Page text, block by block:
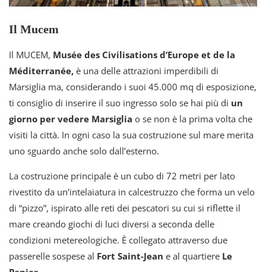
Il Mucem
Il MUCEM, Musée des Civilisations d’Europe et de la
Méditerranée, è una delle attrazioni imperdibili di
Marsiglia ma, considerando i suoi 45.000 mq di esposizione,
ti consiglio di inserire il suo ingresso solo se hai più di un
giorno per vedere Marsiglia o se non è la prima volta che
visiti la città. In ogni caso la sua costruzione sul mare merita
uno sguardo anche solo dall’esterno.
La costruzione principale è un cubo di 72 metri per lato
rivestito da un’intelaiatura in calcestruzzo che forma un velo
di “pizzo”, ispirato alle reti dei pescatori su cui si riflette il
mare creando giochi di luci diversi a seconda delle
condizioni metereologiche. È collegato attraverso due
passerelle sospese al Fort Saint-Jean e al quartiere Le